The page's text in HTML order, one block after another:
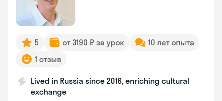
5 от 3190 ₽ за урок
10 лет опыта
1 отзыв
Lived in Russia since 2016, enriching cultural
exchange